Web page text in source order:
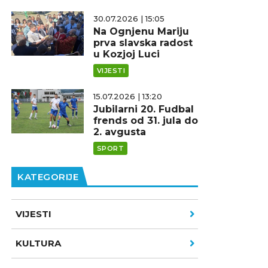
30.07.2026 | 15:05
Na Ognjenu Mariju
prva slavska radost
u Kozjoj Luci
VIJESTI
15.07.2026 | 13:20
Jubilarni 20. Fudbal
frends od 31. jula do
2. avgusta
SPORT
KATEGORIJE
VIJESTI
KULTURA